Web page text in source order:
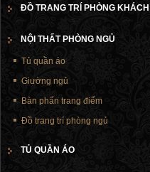
ĐỒ TRANG TRÍ PHÒNG KHÁCH
NỘI THẤT PHÒNG NGỦ
Tủ quần áo
Giường ngủ
Bàn phấn trang điểm
Đồ trang trí phòng ngủ
TỦ QUẦN ÁO